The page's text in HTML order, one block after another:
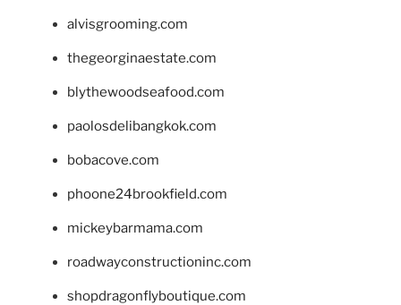
alvisgrooming.com
thegeorginaestate.com
blythewoodseafood.com
paolosdelibangkok.com
bobacove.com
phoone24brookfield.com
mickeybarmama.com
roadwayconstructioninc.com
shopdragonflyboutique.com